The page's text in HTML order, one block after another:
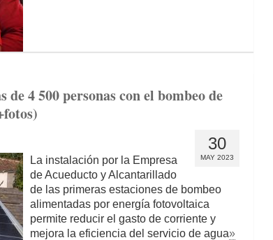
4 500 personas con el bombeo de
30
MAY 2023
La instalación por la Empresa
de Acueducto y Alcantarillado
de las primeras estaciones de bombeo
alimentadas por energía fotovoltaica
permite reducir el gasto de corriente y
mejora la eficiencia del servicio de agua»